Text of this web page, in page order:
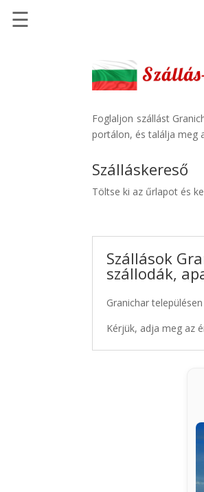
Szállásinfo.eu
Repülőjegy
☰
Foglaljon szállást
portálon, és találja meg
Szálláskereső
Töltse ki az űrlapot és
Szállások
szállodák,
Granichar
Kérjük, adja meg az